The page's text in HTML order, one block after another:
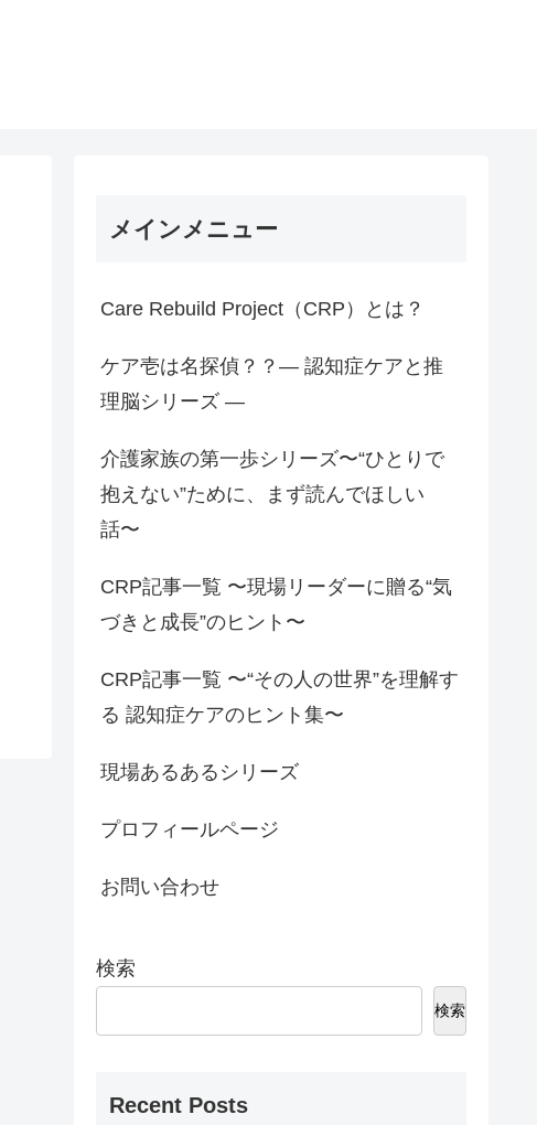
メインメニュー
Care Rebuild Project（CRP）とは？
ケア壱は名探偵？？― 認知症ケアと推
理脳シリーズ ―
介護家族の第一歩シリーズ〜“ひとりで
抱えない”ために、まず読んでほしい
話〜
CRP記事一覧 〜現場リーダーに贈る“気
づきと成長”のヒント〜
CRP記事一覧 〜“その人の世界”を理解す
る 認知症ケアのヒント集〜
現場あるあるシリーズ
プロフィールページ
お問い合わせ
検索
検索
Recent Posts